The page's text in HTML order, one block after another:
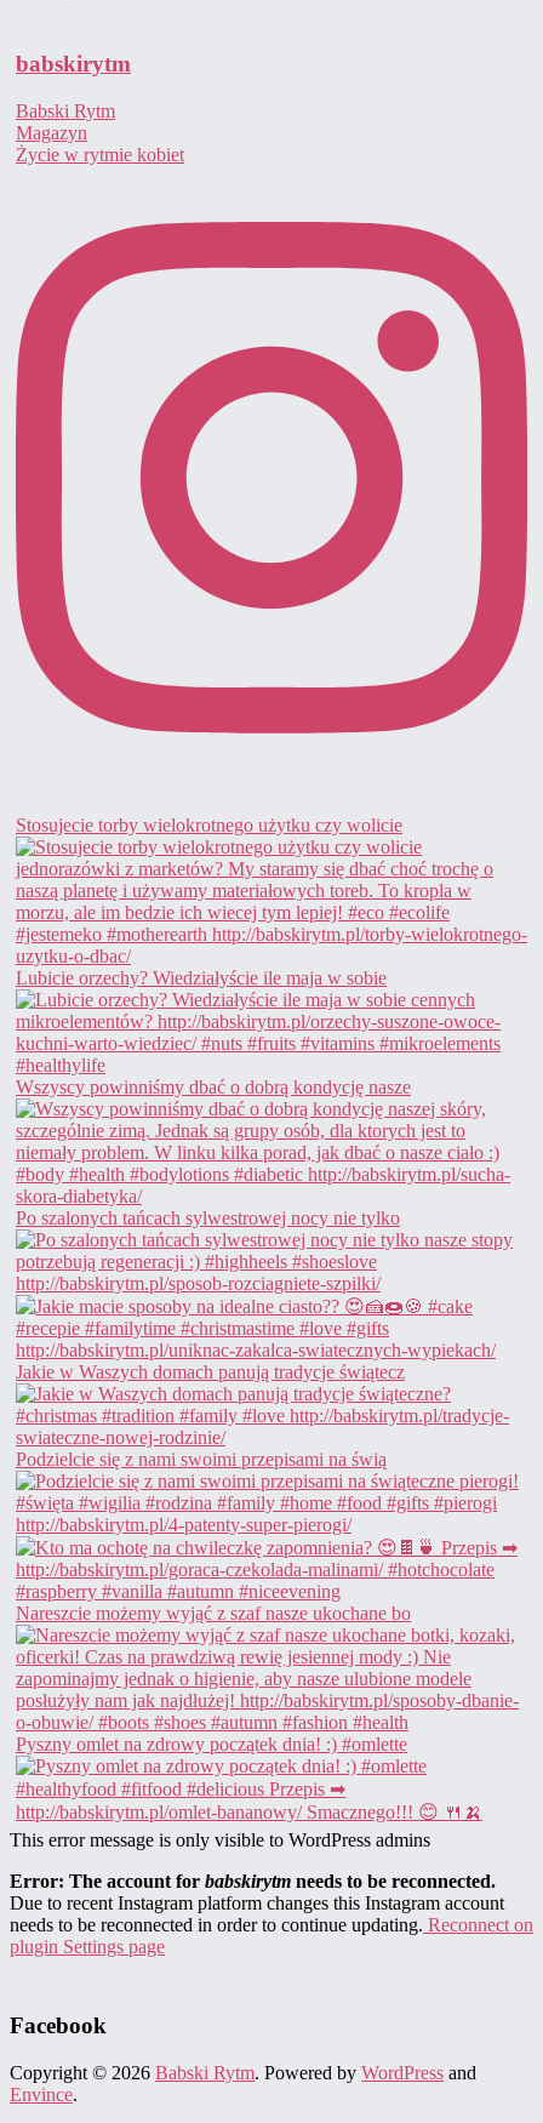
babskirytm
Babski Rytm
Magazyn
Życie w rytmie kobiet
Stosujecie torby wielokrotnego użytku czy wolicie
Lubicie orzechy? Wiedziałyście ile maja w sobie
Wszyscy powinniśmy dbać o dobrą kondycję nasze
Po szalonych tańcach sylwestrowej nocy nie tylko
Jakie w Waszych domach panują tradycje świątecz
Podzielcie się z nami swoimi przepisami na świą
Nareszcie możemy wyjąć z szaf nasze ukochane bo
Pyszny omlet na zdrowy początek dnia! :) #omlette
This error message is only visible to WordPress admins
Error: The account for babskirytm needs to be reconnected.
Due to recent Instagram platform changes this Instagram account
needs to be reconnected in order to continue updating. Reconnect on
plugin Settings page
Facebook
Copyright © 2026 Babski Rytm. Powered by WordPress and
Envince.